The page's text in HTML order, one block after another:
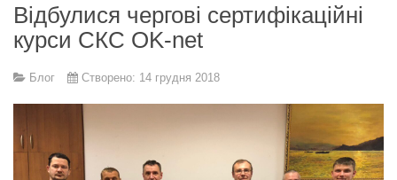
Відбулися чергові сертифікаційні
курси СКС OK-net
Блог Створено: 14 грудня 2018